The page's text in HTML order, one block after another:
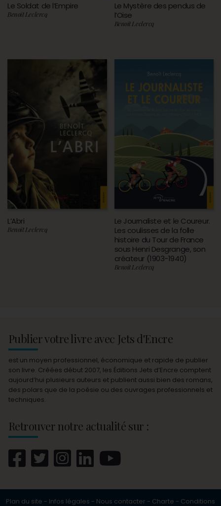
Le Soldat de l’Empire
Benoît Leclercq
Le Mystère des pendus de
l’Oise
Benoît Leclercq
L’Abri
Benoît Leclercq
Le Journaliste et le Coureur.
Les coulisses de la folle
histoire du Tour de France
sous Henri Desgrange, son
créateur (1903-1940)
Benoît Leclercq
Publier votre livre avec Jets d'Encre
est un moyen professionnel, économique et rapide de publier
son livre. Créées début 2007, les Éditions Jets d’Encre comptent
aujourd’hui plusieurs auteurs et publient aussi bien des romans,
des polars que de la poésie ou des ouvrages professionnels et
techniques.
Retrouver notre actualité sur :
Plan du site - Infos légales - Nous contacter - Charte - Conditions